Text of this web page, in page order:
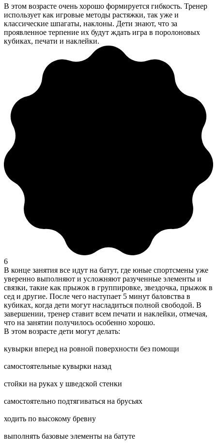
В этом возрасте очень хорошо формируется гибкость. Тренер
использует как игровые методы растяжки, так уже и
классические шпагаты, наклоны. Дети знают, что за
проявленное терпение их будут ждать игра в поролоновых
кубиках, печати и наклейки.
6
В конце занятия все идут на батут, где юные спортсмены уже
уверенно выполняют и усложняют разученные элементы и
связки, такие как прыжок в группировке, звездочка, прыжок в
сед и другие. После чего наступает 5 минут баловства в
кубиках, когда дети могут насладиться полной свободой. В
завершении, тренер ставит всем печати и наклейки, отмечая,
что на занятии получилось особенно хорошо.
В этом возрасте дети могут делать:
кувырки вперед на ровной поверхности без помощи
самостоятельные кувырки назад
стойки на руках у шведской стенки
самостоятельно подтягиваться на брусьях
ходить по высокому бревну
выполнять базовые элементы на батуте